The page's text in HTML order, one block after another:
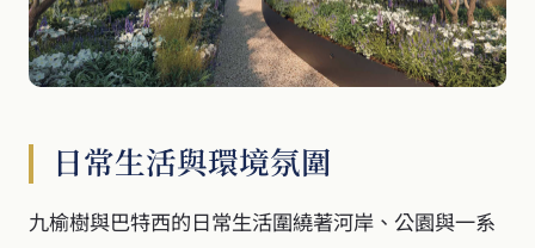
日常生活與環境氛圍
九榆樹與巴特西的日常生活圍繞著河岸、公園與一系